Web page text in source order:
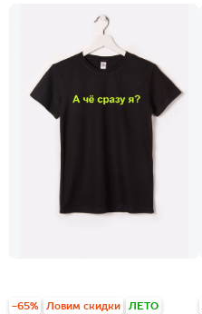
-65% Ловим скидки ЛЕТО